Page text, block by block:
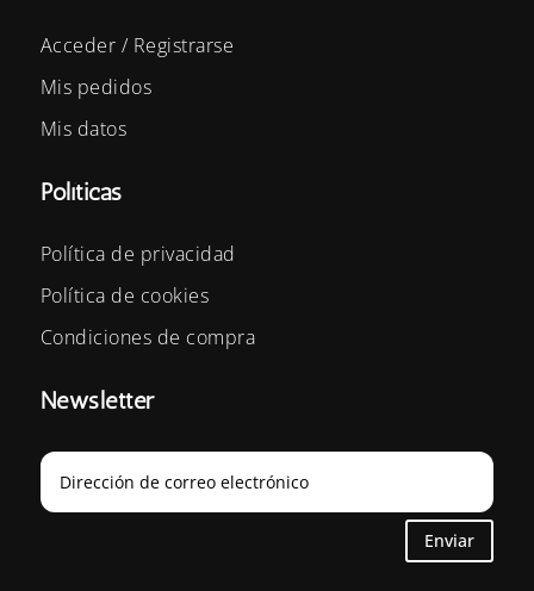
Acceder / Registrarse
Mis pedidos
Mis datos
Políticas
Política de privacidad
Política de cookies
Condiciones de compra
Newsletter
Enviar